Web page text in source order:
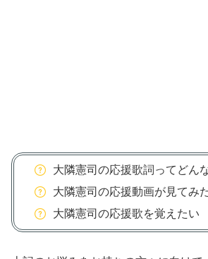
大隣憲司の応援歌詞ってどん
大隣憲司の応援動画が見てみ
大隣憲司の応援歌を覚えたい